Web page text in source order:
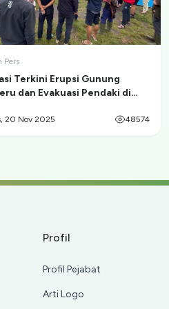
Pers
Terkini Erupsi Gunung
dan Evakuasi Pendaki di
20 Nov 2025 48574
Profil
Profil Pejabat
Arti Logo